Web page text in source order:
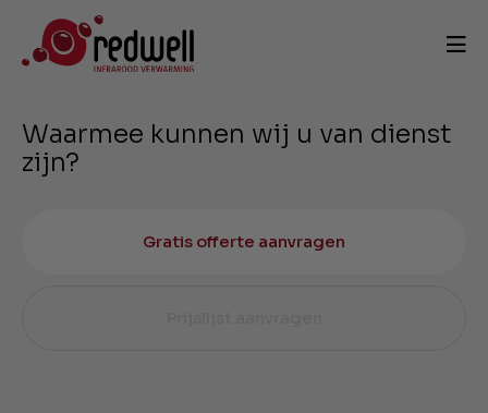
Waarmee kunnen wij u van dienst
zijn?
Gratis offerte aanvragen